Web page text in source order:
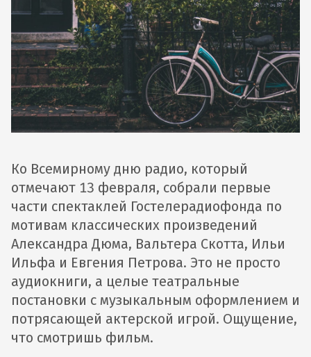
Ко Всемирному дню радио, который
отмечают 13 февраля, собрали первые
части спектаклей Гостелерадиофонда по
мотивам классических произведений
Александра Дюма, Вальтера Скотта, Ильи
Ильфа и Евгения Петрова. Это не просто
аудиокниги, а целые театральные
постановки с музыкальным оформлением и
потрясающей актерской игрой. Ощущение,
что смотришь фильм.